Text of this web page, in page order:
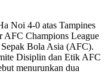
Noi 4-0 atas Tampines
AFC Champions League
Bola Asia (AFC).
Disiplin dan Etik AFC
menurunkan dua